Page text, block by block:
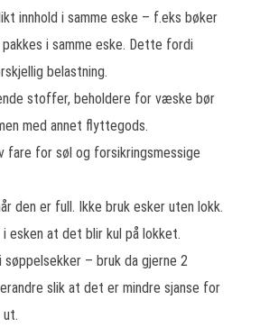
innhold i samme eske – f.eks bøker
i samme eske. Dette fordi
belastning.
stoffer, beholdere for væske bør
med annet flyttegods.
fare for søl og forsikringsmessige
den er full. Ikke bruk esker uten lokk.
i esken at det blir kul på lokket.
søppelsekker – bruk da gjerne 2
slik at det er mindre sjanse for